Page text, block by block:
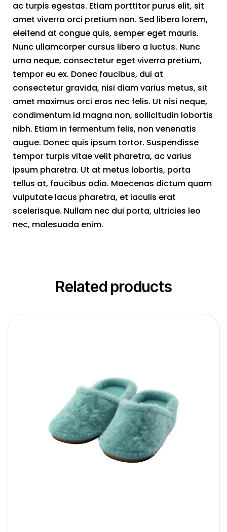
ac turpis egestas. Etiam porttitor purus elit, sit
amet viverra orci pretium non. Sed libero lorem,
eleifend at congue quis, semper eget mauris.
Nunc ullamcorper cursus libero a luctus. Nunc
urna neque, consectetur eget viverra pretium,
tempor eu ex. Donec faucibus, dui at
consectetur gravida, nisi diam varius metus, sit
amet maximus orci eros nec felis. Ut nisi neque,
condimentum id magna non, sollicitudin lobortis
nibh. Etiam in fermentum felis, non venenatis
augue. Donec quis ipsum tortor. Suspendisse
tempor turpis vitae velit pharetra, ac varius
ipsum pharetra. Ut at metus lobortis, porta
tellus at, faucibus odio. Maecenas dictum quam
vulputate lacus pharetra, et iaculis erat
scelerisque. Nullam nec dui porta, ultricies leo
nec, malesuada enim.
Related products